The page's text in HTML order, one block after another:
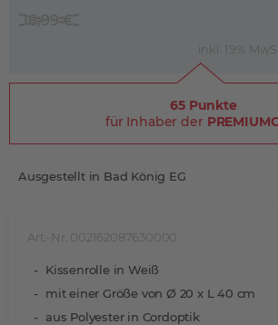
Art.-Nr. 002162087630000
Kissenrolle in Weiß
mit einer Größe von Ø 20 x L 40 cm
aus Polyester in Cordoptik
inkl. 19%
65 Punkte
für Inhaber der
Ausgestellt in Bad König EG